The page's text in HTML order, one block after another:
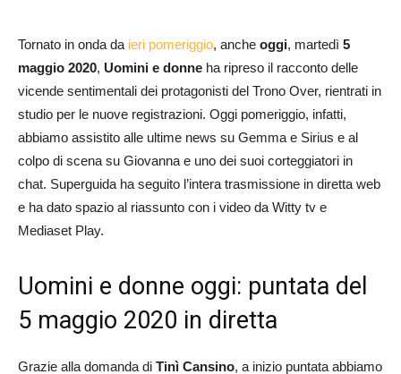
Tornato in onda da ieri pomeriggio, anche oggi, martedì 5
maggio 2020, Uomini e donne ha ripreso il racconto delle
vicende sentimentali dei protagonisti del Trono Over, rientrati in
studio per le nuove registrazioni. Oggi pomeriggio, infatti,
abbiamo assistito alle ultime news su Gemma e Sirius e al
colpo di scena su Giovanna e uno dei suoi corteggiatori in
chat. Superguida ha seguito l’intera trasmissione in diretta web
e ha dato spazio al riassunto con i video da Witty tv e
Mediaset Play.
Uomini e donne oggi: puntata del
5 maggio 2020 in diretta
Grazie alla domanda di Tinì Cansino, a inizio puntata abbiamo